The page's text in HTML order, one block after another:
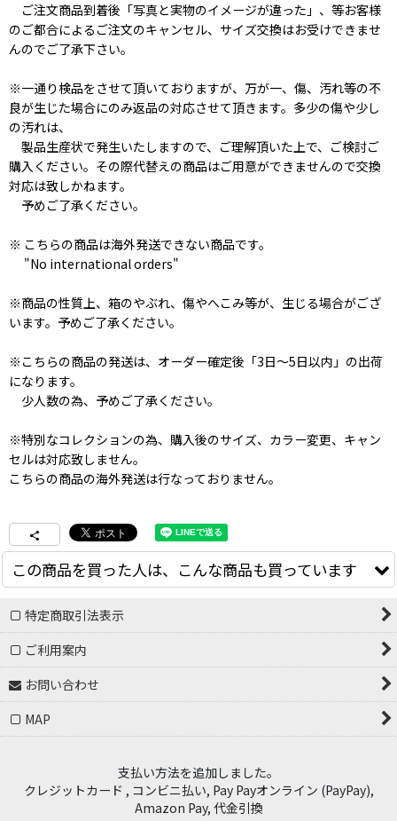
ご注文商品到着後「写真と実物のイメージが違った」、等お客様
のご都合によるご注文のキャンセル、サイズ交換はお受けできませ
んのでご了承下さい。
※一通り検品をさせて頂いておりますが、万が一、傷、汚れ等の不
良が生じた場合にのみ返品の対応させて頂きます。多少の傷や少し
の汚れは、
製品生産状で発生いたしますので、ご理解頂いた上で、ご検討ご
購入ください。その際代替えの商品はご用意ができませんので交換
対応は致しかねます。
予めご了承ください。
※ こちらの商品は海外発送できない商品です。
"No international orders"
※商品の性質上、箱のやぶれ、傷やへこみ等が、生じる場合がござ
います。予めご了承ください。
※こちらの商品の発送は、オーダー確定後「3日〜5日以内」の出荷
になります。
少人数の為、予めご了承ください。
※特別なコレクションの為、購入後のサイズ、カラー変更、キャン
セルは対応致しません。
こちらの商品の海外発送は行なっておりません。
この商品を買った人は、こんな商品も買っています
OLY JPN" - WHITE/BLACK [
FZ4101-100 ] FZ4101-100 ]
White/Varsity Red-Summit
White-Varsity Red-Black[FB2393-
100]
12,000円(税別)
特定商取引法表示
ご利用案内
お問い合わせ
MAP
支払い方法を追加しました。
クレジットカード , コンビニ払い, Pay Payオンライン (PayPay),
Amazon Pay, 代金引換